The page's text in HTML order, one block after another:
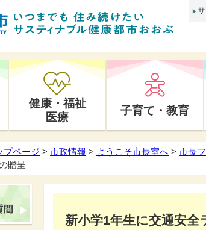
健康・福祉
医療
子育て・教育
プページ > 市政情報 > ようこそ市長室へ > 市長
贈呈
新小学1年生に交通安